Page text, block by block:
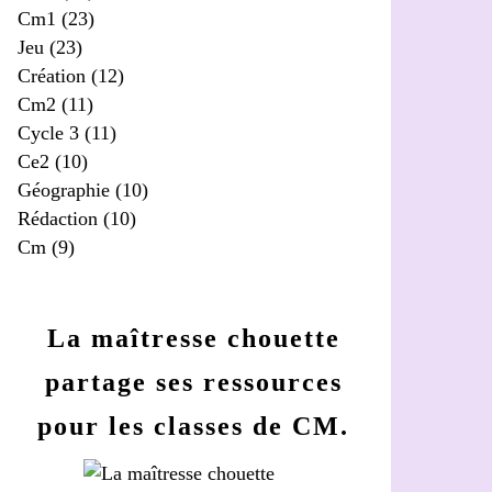
Cm1 (23)
Jeu (23)
Création (12)
Cm2 (11)
Cycle 3 (11)
Ce2 (10)
Géographie (10)
Rédaction (10)
Cm (9)
La maîtresse chouette
partage ses ressources
pour les classes de CM.